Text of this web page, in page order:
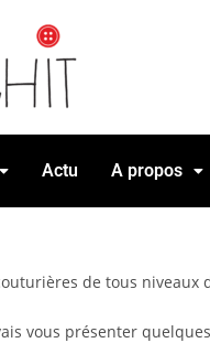
Actu A propos
de tous niveaux
vous présenter